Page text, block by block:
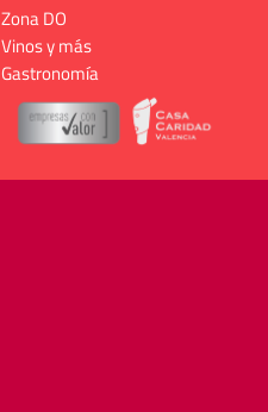
Zona DO
Vinos y más
Gastronomía